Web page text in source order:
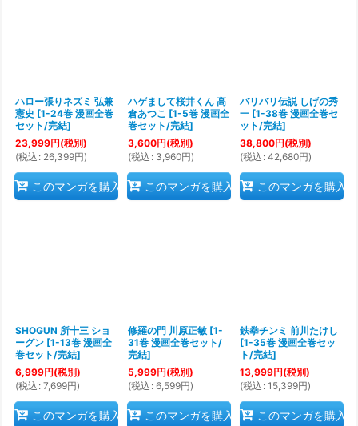
ハロー張りネズミ 弘兼
憲史 [1-24巻 漫画全巻
セット/完結]
23,999円(税別)
(税込 : 26,399円)
このマンガを購入
ハゲまして桜井くん 高
倉あつこ [1-5巻 漫画全
巻セット/完結]
3,600円(税別)
(税込 : 3,960円)
このマンガを購入
バリバリ伝説 しげの秀
一 [1-38巻 漫画全巻セ
ット/完結]
38,800円(税別)
(税込 : 42,680円)
このマンガを購入
SHOGUN 所十三 ショ
ーグン [1-13巻 漫画全
巻セット/完結]
6,999円(税別)
(税込 : 7,699円)
このマンガを購入
修羅の門 川原正敏 [1-
31巻 漫画全巻セット/
完結]
5,999円(税別)
(税込 : 6,599円)
このマンガを購入
鉄拳チンミ 前川たけし
[1-35巻 漫画全巻セッ
ト/完結]
13,999円(税別)
(税込 : 15,399円)
このマンガを購入